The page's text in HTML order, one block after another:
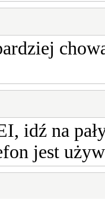
idź na
jest